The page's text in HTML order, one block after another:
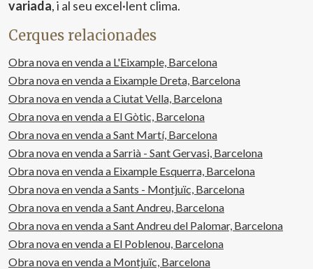
variada, i al seu excel·lent clima.
Cerques relacionades
Obra nova en venda a L'Eixample, Barcelona
Obra nova en venda a Eixample Dreta, Barcelona
Obra nova en venda a Ciutat Vella, Barcelona
Obra nova en venda a El Gòtic, Barcelona
Obra nova en venda a Sant Martí, Barcelona
Obra nova en venda a Sarrià - Sant Gervasi, Barcelona
Obra nova en venda a Eixample Esquerra, Barcelona
Obra nova en venda a Sants - Montjuïc, Barcelona
Obra nova en venda a Sant Andreu, Barcelona
Obra nova en venda a Sant Andreu del Palomar, Barcelona
Obra nova en venda a El Poblenou, Barcelona
Obra nova en venda a Montjuïc, Barcelona
hàbits de navegació. Gràcies a elles, podem conèixer els
relacionada amb el perfil de navegació de l'usuari.